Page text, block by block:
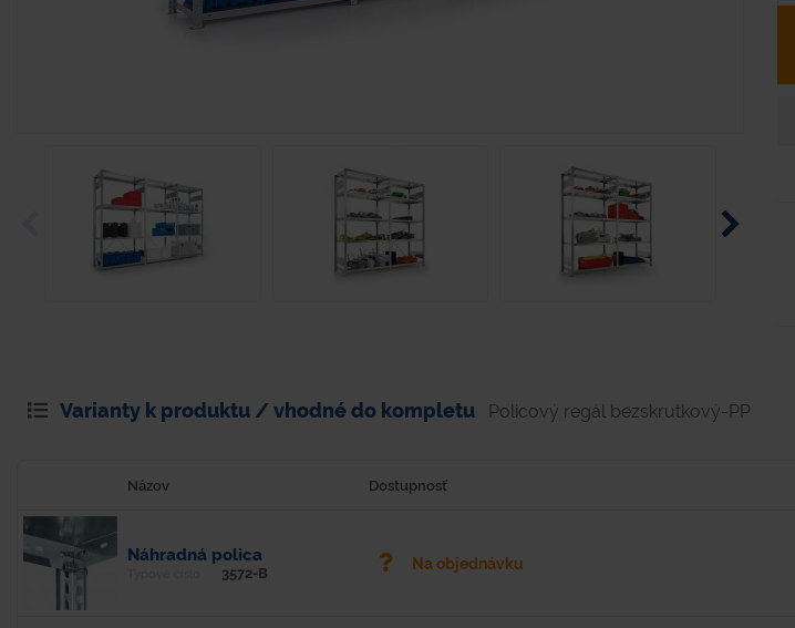
Varianty k produktu / vhodné do kompletu Policový regál bezskrutkový-PP
Názov Dostupnosť
Náhradná polica
3572-B
Na objednávku